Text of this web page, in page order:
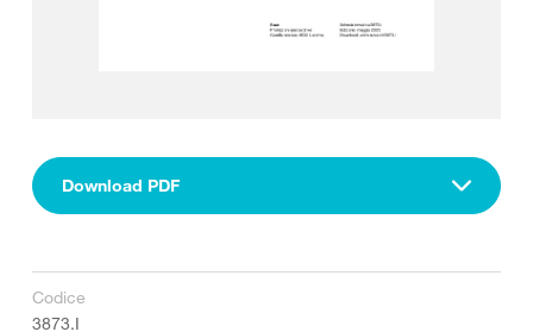
Download PDF
Codice
3873.I